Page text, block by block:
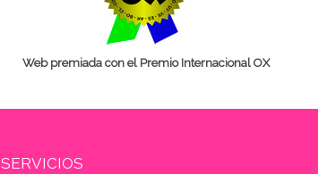
Web premiada con el Premio Internacional OX
SERVICIOS